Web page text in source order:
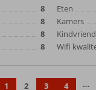
8
8
8
8
Eten
Kamers
Wifi
1 2 3 4
…